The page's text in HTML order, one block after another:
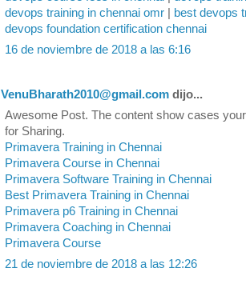
devops training in chennai omr
best devops
devops foundation certification chennai
16 de noviembre de 2018 a las 6:16
VenuBharath2010@gmail.com dijo...
Awesome Post. The content show cases
for Sharing.
Primavera Training in Chennai
Primavera Course in Chennai
Primavera Software Training in Chennai
Best Primavera Training in Chennai
Primavera p6 Training in Chennai
Primavera Coaching in Chennai
Primavera Course
21 de noviembre de 2018 a las 12:26